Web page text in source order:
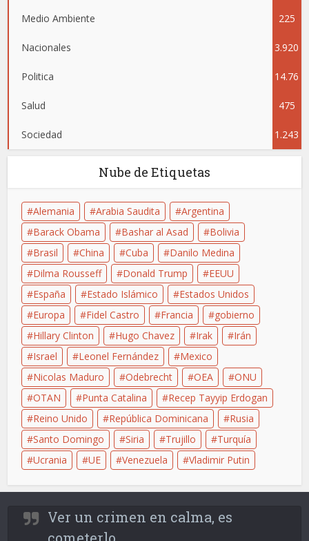
Medio Ambiente 225
Nacionales 3.920
Politica 14.76
4
Salud 475
Sociedad 1.243
Nube de Etiquetas
Alemania Arabia Saudita
Argentina
Barack Obama
Bashar al Asad
Bolivia
Brasil
China Cuba
Danilo Medina
Dilma Rousseff
Donald Trump
EEUU
España
Estado Islámico
Estados Unidos
Europa
Fidel Castro Francia
gobierno
Hillary Clinton
Hugo Chavez Irak
Irán
Israel
Leonel Fernández
Mexico
Nicolas Maduro
Odebrecht OEA
ONU
OTAN
Punta Catalina
Recep Tayyip Erdogan
Reino Unido
República Dominicana
Rusia
Santo Domingo
Siria Trujillo
Turquía
Ucrania
UE Venezuela Vladimir Putin
Ver un crimen en calma, es